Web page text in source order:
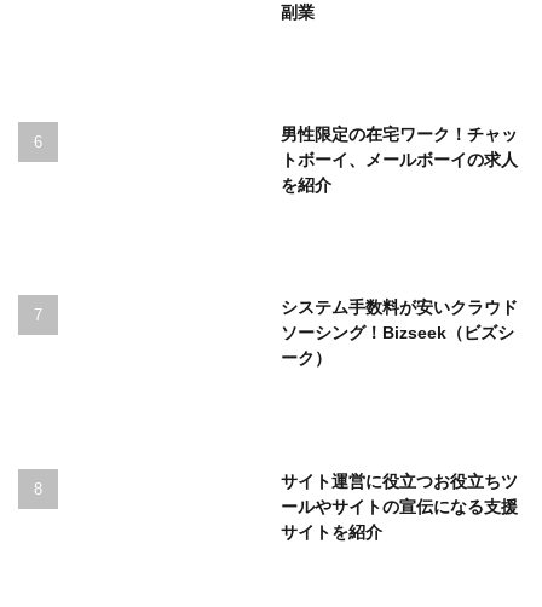
副業
男性限定の在宅ワーク！チャッ
トボーイ、メールボーイの求人
を紹介
システム手数料が安いクラウド
ソーシング！Bizseek（ビズシ
ーク）
サイト運営に役立つお役立ちツ
ールやサイトの宣伝になる支援
サイトを紹介